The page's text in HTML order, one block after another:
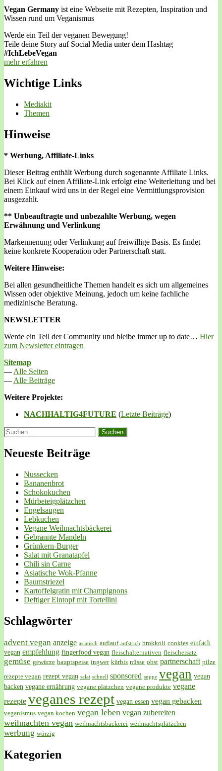
Vegan Germany ist eine Webseite mit Rezepten, Inspiration und
Wissen rund um Veganismus
Werde ein Teil der veganen Bewegung!
Teile deine Story auf Social Media unter dem Hashtag
#IchLebeVegan
mehr erfahren
Wichtige Links
Mediakit
Themen
Hinweise
* Werbung, Affiliate-Links
Dieser Beitrag enthält Werbung durch sogenannte Affiliate Links.
Bei Klick auf einen Affiliate-Link erfolgt eine Weiterleitung und bei
einem Einkauf wird uns in der Regel eine Vermittlungsprovision
ausgezahlt.
** Unbeauftragte und unbezahlte Werbung, wegen
Erwähnung und Verlinkung
Markennenung oder Verlinkung auf freiwillige Basis. Es findet
keine konkrete Kooperation oder Partnerschaft statt.
Weitere Hinweise:
Bei allen gesundheitliche Themen handelt es sich um allgemeines
Wissen oder objektive Meinung, jedoch um keine fachliche
medizinische Beratung.
NEWSLETTER
Werde ein Teil der Community und bleibe immer up to date… Hier
zum Newsletter eintragen
Sitemap
— Alle Seiten
— Alle Beiträge
Weitere Projekte:
NACHHALTIG4FUTURE (Letzte Beiträge)
Suchen
nach:
Neueste Beiträge
Nussecken
Bananenbrot
Schokokuchen
Mürbeteigplätzchen
Engelsaugen
Lebkuchen
Vegane Weihnachtsbäckerei
Gebrannte Mandeln
Grünkern-Burger
Salat mit Granatapfel
Chili sin Carne
Asiatische Wok-Pfanne
Baumstriezel
Kartoffelgratin mit Champignons
Deftiger Eintopf mit Tortellini
Schlagwörter
advent vegan anzeige asiatisch auflauf aufstrich brokkoli cookies einfach
vegan empfehlung fingerfood vegan fleischalternativen fleischersatz
gemüse gewürze hauptspeise ingwer kürbis nüsse obst partnerschaft pilze
rezepte vegan rezept vegan salat schnell sponsored suppe vegan vegan
backen vegane ernährung vegane plätzchen vegane produkte vegane
rezepte veganes rezept vegan essen vegan gebacken
veganismus vegan kochen vegan leben vegan zubereiten
weihnachten vegan weihnachtsbäckerei weihnachtsplätzchen
werbung würzig
Kategorien